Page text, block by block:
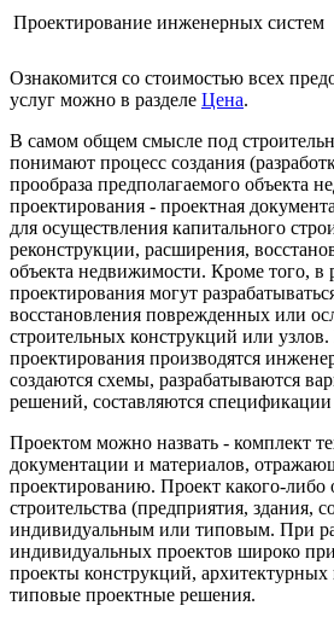
Проектирование инженерных систем
Ознакомится со стоимостью всех
услуг можно в разделе Цена.
В самом общем смысле под
понимают процесс создания
прообраза предполагаемого объекта
проектирования - проектная
для осуществления капитального
реконструкции, расширения,
объекта недвижимости. Кроме того, в
проектирования могут
восстановления поврежденных или
строительных конструкций или
проектирования производятся
создаются схемы, разрабатываются
решений, составляются
Проектом можно назвать - комплект
документации и материалов,
проектированию. Проект какого-либо
строительства (предприятия, здания,
индивидуальным или типовым. При
индивидуальных проектов широко
проекты конструкций,
типовые проектные решения.